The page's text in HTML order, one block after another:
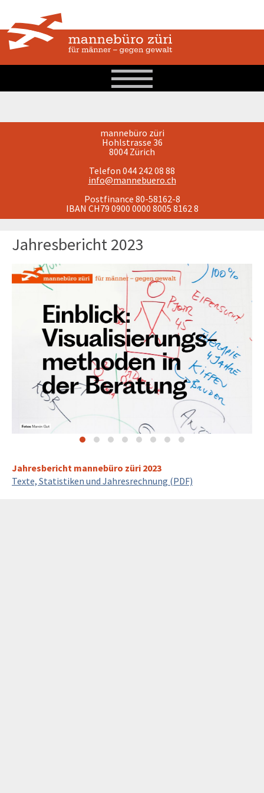
mannebüro züri
Hohlstrasse 36
8004 Zürich
Telefon 044 242 08 88
info@mannebuero.ch
Postfinance 80-58162-8
IBAN CH79 0900 0000 8005 8162 8
Jahresbericht 2023
Jahresbericht mannebüro züri 2023
Texte, Statistiken und Jahresrechnung (PDF)